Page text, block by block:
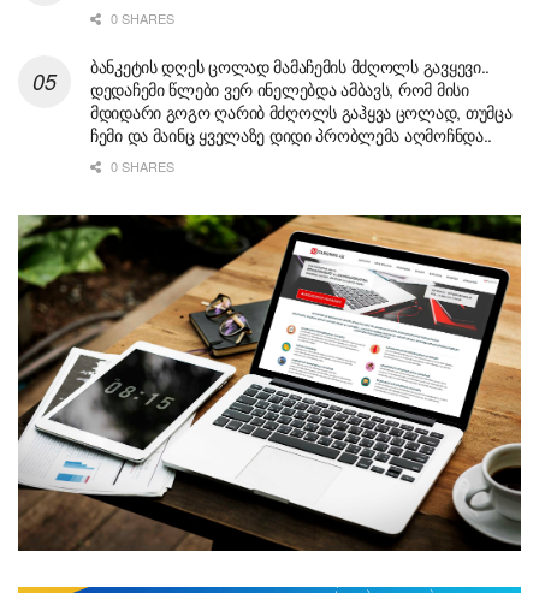
0 SHARES
ბანკეტის დღეს ცოლად მამაჩემის მძღოლს გავყევი..
დედაჩემი წლები ვერ ინელებდა ამბავს, რომ მისი
მდიდარი გოგო ღარიბ მძღოლს გაჰყვა ცოლად, თუმცა
ჩემი და მაინც ყველაზე დიდი პრობლემა აღმოჩნდა..
0 SHARES